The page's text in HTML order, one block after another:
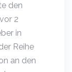
den
2
in
Reihe
an den